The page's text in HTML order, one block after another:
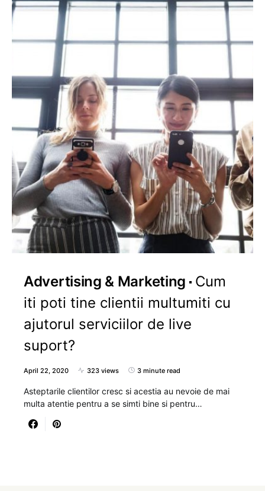
Advertising & Marketing
Cum
iti poti tine clientii multumiti cu
ajutorul serviciilor de live
suport?
April 22, 2020 323 views 3 minute read
Asteptarile clientilor cresc si acestia au nevoie de mai
multa atentie pentru a se simti bine si pentru…